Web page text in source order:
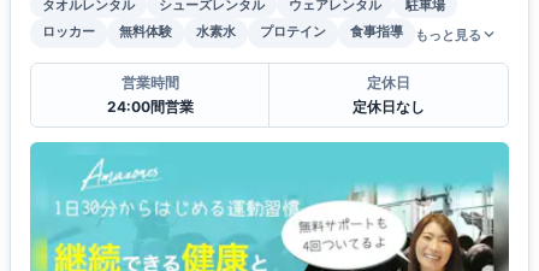
タオルレンタル シューズレンタル ウェアレンタル
駐車場
ロッカー
無料体験 水素水 プロテイン 食事指導 もっと見る
営業時間
24:00間営業
定休日
定休日なし